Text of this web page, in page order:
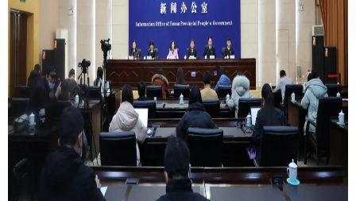
广告服务
返回首页